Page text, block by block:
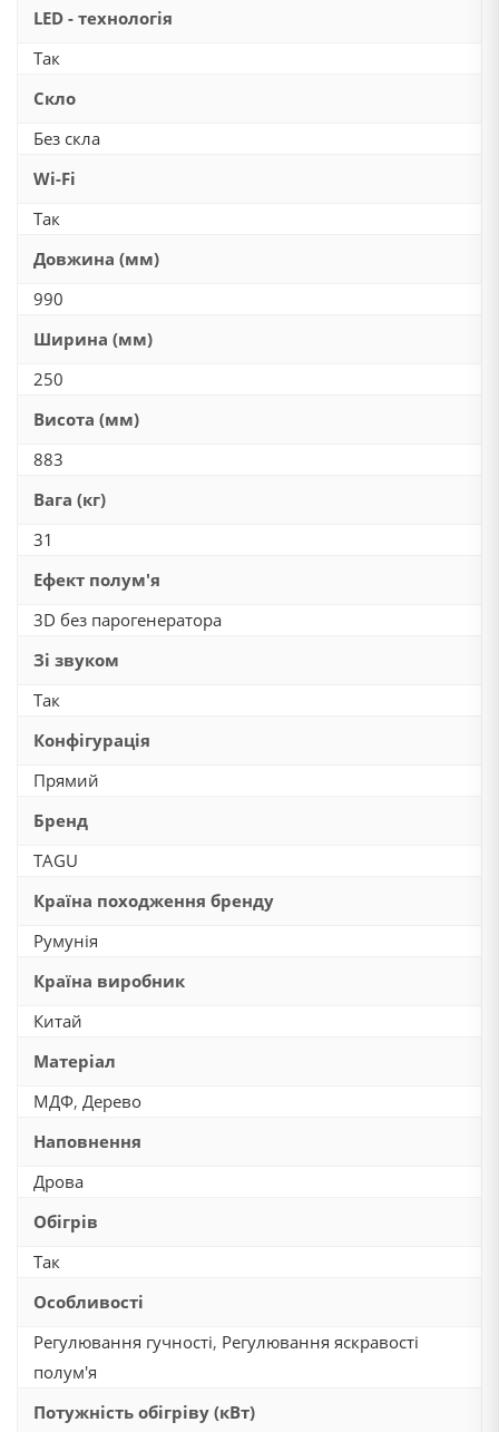
LED - технологія
Так
Скло
Без скла
Wi-Fi
Так
Довжина (мм)
990
Ширина (мм)
250
Висота (мм)
883
Вага (кг)
31
Ефект полум'я
3D без парогенератора
Зі звуком
Так
Конфігурація
Прямий
Бренд
TAGU
Країна походження бренду
Румунія
Країна виробник
Китай
Матеріал
МДФ, Дерево
Наповнення
Дрова
Обігрів
Так
Особливості
Регулювання гучності, Регулювання яскравості
полум'я
Потужність обігріву (кВт)